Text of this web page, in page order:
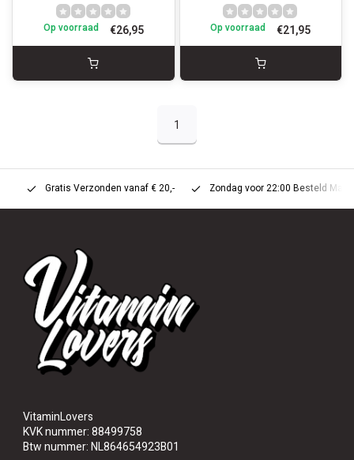
€26,95
Op voorraad €21,95
Op voorraad
1
Gratis Verzonden vanaf € 20,- Zondag voor 22:00 Besteld
VitaminLovers
KVK nummer: 88499758
Btw nummer: NL864654923B01